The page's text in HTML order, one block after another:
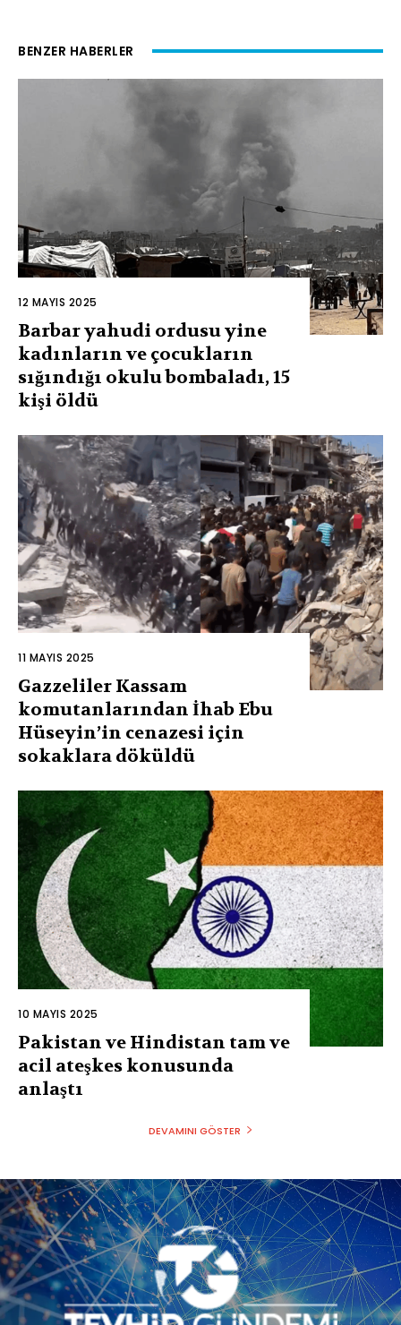
BENZER HABERLER
12 MAYIS 2025
Barbar yahudi ordusu yine
kadınların ve çocukların
sığındığı okulu bombaladı, 15
kişi öldü
11 MAYIS 2025
Gazzeliler Kassam
komutanlarından İhab Ebu
Hüseyin’in cenazesi için
sokaklara döküldü
10 MAYIS 2025
Pakistan ve Hindistan tam ve
acil ateşkes konusunda
anlaştı
DEVAMINI GÖSTER